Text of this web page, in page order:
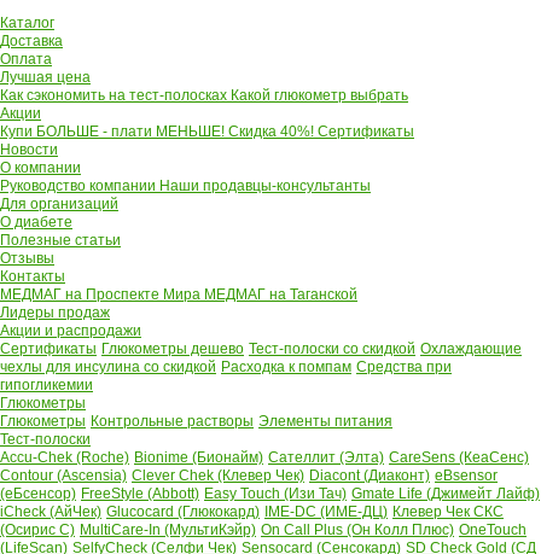
Каталог
Доставка
Оплата
Лучшая цена
Как сэкономить на тест-полосках Какой глюкометр выбрать
Акции
Купи БОЛЬШЕ - плати МЕНЬШЕ! Скидка 40%! Сертификаты
Новости
О компании
Руководство компании Наши продавцы-консультанты
Для организаций
О диабете
Полезные статьи
Отзывы
Контакты
МЕДМАГ на Проспекте Мира МЕДМАГ на Таганской
Лидеры продаж
Акции и распродажи
Сертификаты Глюкометры дешево Тест-полоски со скидкой Охлаждающие
чехлы для инсулина со скидкой Расходка к помпам Средства при
гипогликемии
Глюкометры
Глюкометры Контрольные растворы Элементы питания
Тест-полоски
Accu-Chek (Roche) Bionime (Бионайм) Сателлит (Элта) CareSens (КеаСенс)
Contour (Ascensia) Clever Chek (Клевер Чек) Diacont (Диаконт) eBsensor
(еБсенсор) FreeStyle (Abbott) Easy Touch (Изи Тач) Gmate Life (Джимейт Лайф)
iCheck (АйЧек) Glucocard (Глюкокард) IME-DC (ИМЕ-ДЦ) Клевер Чек СКС
(Осирис С) MultiCare-In (МультиКэйр) On Call Plus (Он Колл Плюс) OneTouch
(LifeScan) SelfyCheck (Селфи Чек) Sensocard (Сенсокард) SD Check Gold (СД